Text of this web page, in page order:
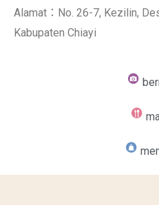
Alamat：No. 26-7, Kezilin,
Kabupaten Chiayi